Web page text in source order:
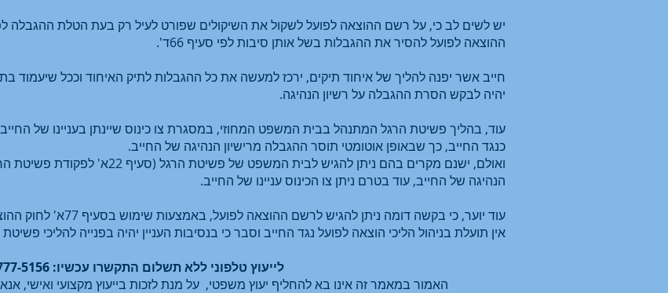
ההוצאה לפועל להסיר את ההגבלות בשל אותן סיבות לפי סעיף 66ד'.
חייב אשר יפנה להליך של איחוד תיקים, ירכז למעשה את כל ההגבלות לתיק האיחוד וככל שיעמוד
יהיה לבקש הסרת ההגבלה על רשיון הנהיגה.
עוד, בהליך פשיטת הרגל המתנהל בבית המשפט המחוזי, במסגרת צו כינוס שיינתן בעניינו של החייב,
כנגד החייב, כך שבאופן אוטומטי תוסר ההגבלה מרישיון הנהיגה של החייב.
ואולם, ישנם מקרים בהם ניתן להגיש
הנהיגה של החייב, עוד בטרם ניתן צו הכינוס עניינו של החייב.
עוד יוער, כי בקשה דומה
אין תועלת בניהול הליכי הוצאה לפועל נגד החייב וסבר כי בנסיבות העניין יהיה בפנייה להליכי
לייעוץ טלפוני ללא תשלום התקשרו עכשיו: 03-777-5156